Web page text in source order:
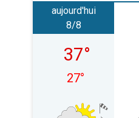
aujourd'hui
sábado, 08/08
8/8
37°
27°